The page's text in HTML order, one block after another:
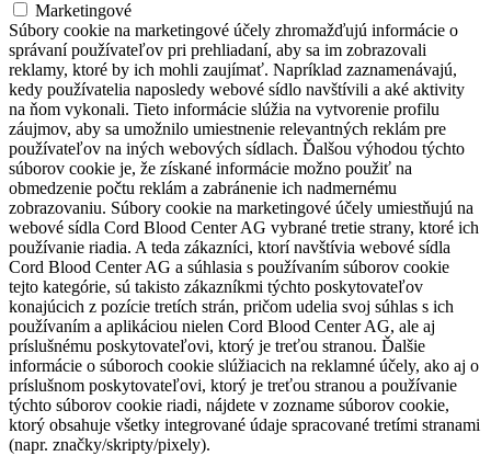
Marketingové
Súbory cookie na marketingové účely zhromažďujú informácie o
správaní používateľov pri prehliadaní, aby sa im zobrazovali
reklamy, ktoré by ich mohli zaujímať. Napríklad zaznamenávajú,
kedy používatelia naposledy webové sídlo navštívili a aké aktivity
na ňom vykonali. Tieto informácie slúžia na vytvorenie profilu
záujmov, aby sa umožnilo umiestnenie relevantných reklám pre
používateľov na iných webových sídlach. Ďalšou výhodou týchto
súborov cookie je, že získané informácie možno použiť na
obmedzenie počtu reklám a zabránenie ich nadmernému
zobrazovaniu. Súbory cookie na marketingové účely umiestňujú na
webové sídla Cord Blood Center AG vybrané tretie strany, ktoré ich
používanie riadia. A teda zákazníci, ktorí navštívia webové sídla
Cord Blood Center AG a súhlasia s používaním súborov cookie
tejto kategórie, sú takisto zákazníkmi týchto poskytovateľov
konajúcich z pozície tretích strán, pričom udelia svoj súhlas s ich
používaním a aplikáciou nielen Cord Blood Center AG, ale aj
príslušnému poskytovateľovi, ktorý je treťou stranou. Ďalšie
informácie o súboroch cookie slúžiacich na reklamné účely, ako aj o
príslušnom poskytovateľovi, ktorý je treťou stranou a používanie
týchto súborov cookie riadi, nájdete v zozname súborov cookie,
ktorý obsahuje všetky integrované údaje spracované tretími stranami
(napr. značky/skripty/pixely).